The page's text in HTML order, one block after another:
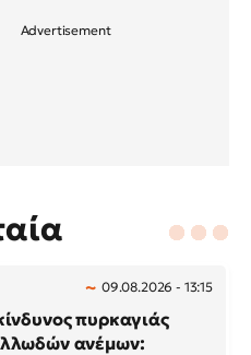
09.08.2026 - 13:15
πυρκαγιάς
ανέμων: